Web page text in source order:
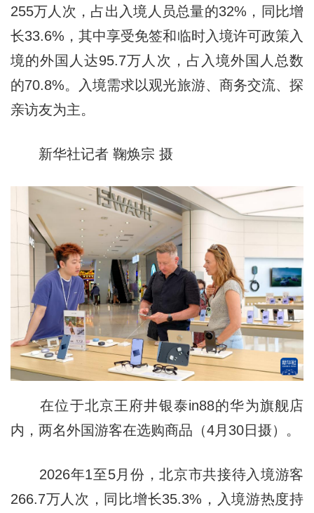
255万人次，占出入境人员总量的32%，同比增
长33.6%，其中享受免签和临时入境许可政策入
境的外国人达95.7万人次，占入境外国人总数
的70.8%。入境需求以观光旅游、商务交流、探
亲访友为主。
新华社记者 鞠焕宗 摄
在位于北京王府井银泰in88的华为旗舰店
内，两名外国游客在选购商品（4月30日摄）。
2026年1至5月份，北京市共接待入境游客
266.7万人次，同比增长35.3%，入境游热度持